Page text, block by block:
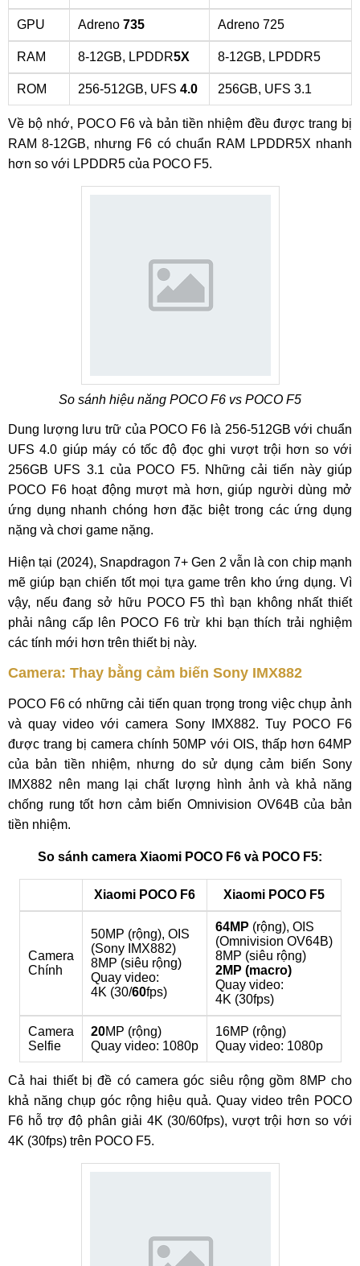
GPU Adreno 735 Adreno 725
RAM 8-12GB, LPDDR5X 8-12GB, LPDDR5
ROM 256-512GB, UFS 4.0 256GB, UFS 3.1
Về bộ nhớ, POCO F6 và bản tiền nhiệm đều được trang bị
RAM 8-12GB, nhưng F6 có chuẩn RAM LPDDR5X nhanh
hơn so với LPDDR5 của POCO F5.
So sánh hiệu năng POCO F6 vs POCO F5
Dung lượng lưu trữ của POCO F6 là 256-512GB với chuẩn
UFS 4.0 giúp máy có tốc độ đọc ghi vượt trội hơn so với
256GB UFS 3.1 của POCO F5. Những cải tiến này giúp
POCO F6 hoạt động mượt mà hơn, giúp người dùng mở
ứng dụng nhanh chóng hơn đặc biệt trong các ứng dụng
nặng và chơi game nặng.
Hiện tại (2024), Snapdragon 7+ Gen 2 vẫn là con chip mạnh
mẽ giúp bạn chiến tốt mọi tựa game trên kho ứng dụng. Vì
vậy, nếu đang sở hữu POCO F5 thì bạn không nhất thiết
phải nâng cấp lên POCO F6 trừ khi bạn thích trải nghiệm
các tính mới hơn trên thiết bị này.
Camera: Thay bằng cảm biến Sony IMX882
POCO F6 có những cải tiến quan trọng trong việc chụp ảnh
và quay video với camera Sony IMX882. Tuy POCO F6
được trang bị camera chính 50MP với OIS, thấp hơn 64MP
của bản tiền nhiệm, nhưng do sử dụng cảm biến Sony
IMX882 nên mang lại chất lượng hình ảnh và khả năng
chống rung tốt hơn cảm biến Omnivision OV64B của bản
tiền nhiệm.
So sánh camera Xiaomi POCO F6 và POCO F5:
Xiaomi POCO F6 Xiaomi POCO F5
Camera
Chính
50MP (rộng), OIS
(Sony IMX882)
8MP (siêu rộng)
Quay video:
4K (30/60fps)
64MP (rộng), OIS
(Omnivision OV64B)
8MP (siêu rộng)
2MP (macro)
Quay video:
4K (30fps)
Camera
Selfie
20MP (rộng)
Quay video: 1080p
16MP (rộng)
Quay video: 1080p
Cả hai thiết bị đề có camera góc siêu rộng gồm 8MP cho
khả năng chụp góc rộng hiệu quả. Quay video trên POCO
F6 hỗ trợ độ phân giải 4K (30/60fps), vượt trội hơn so với
4K (30fps) trên POCO F5.